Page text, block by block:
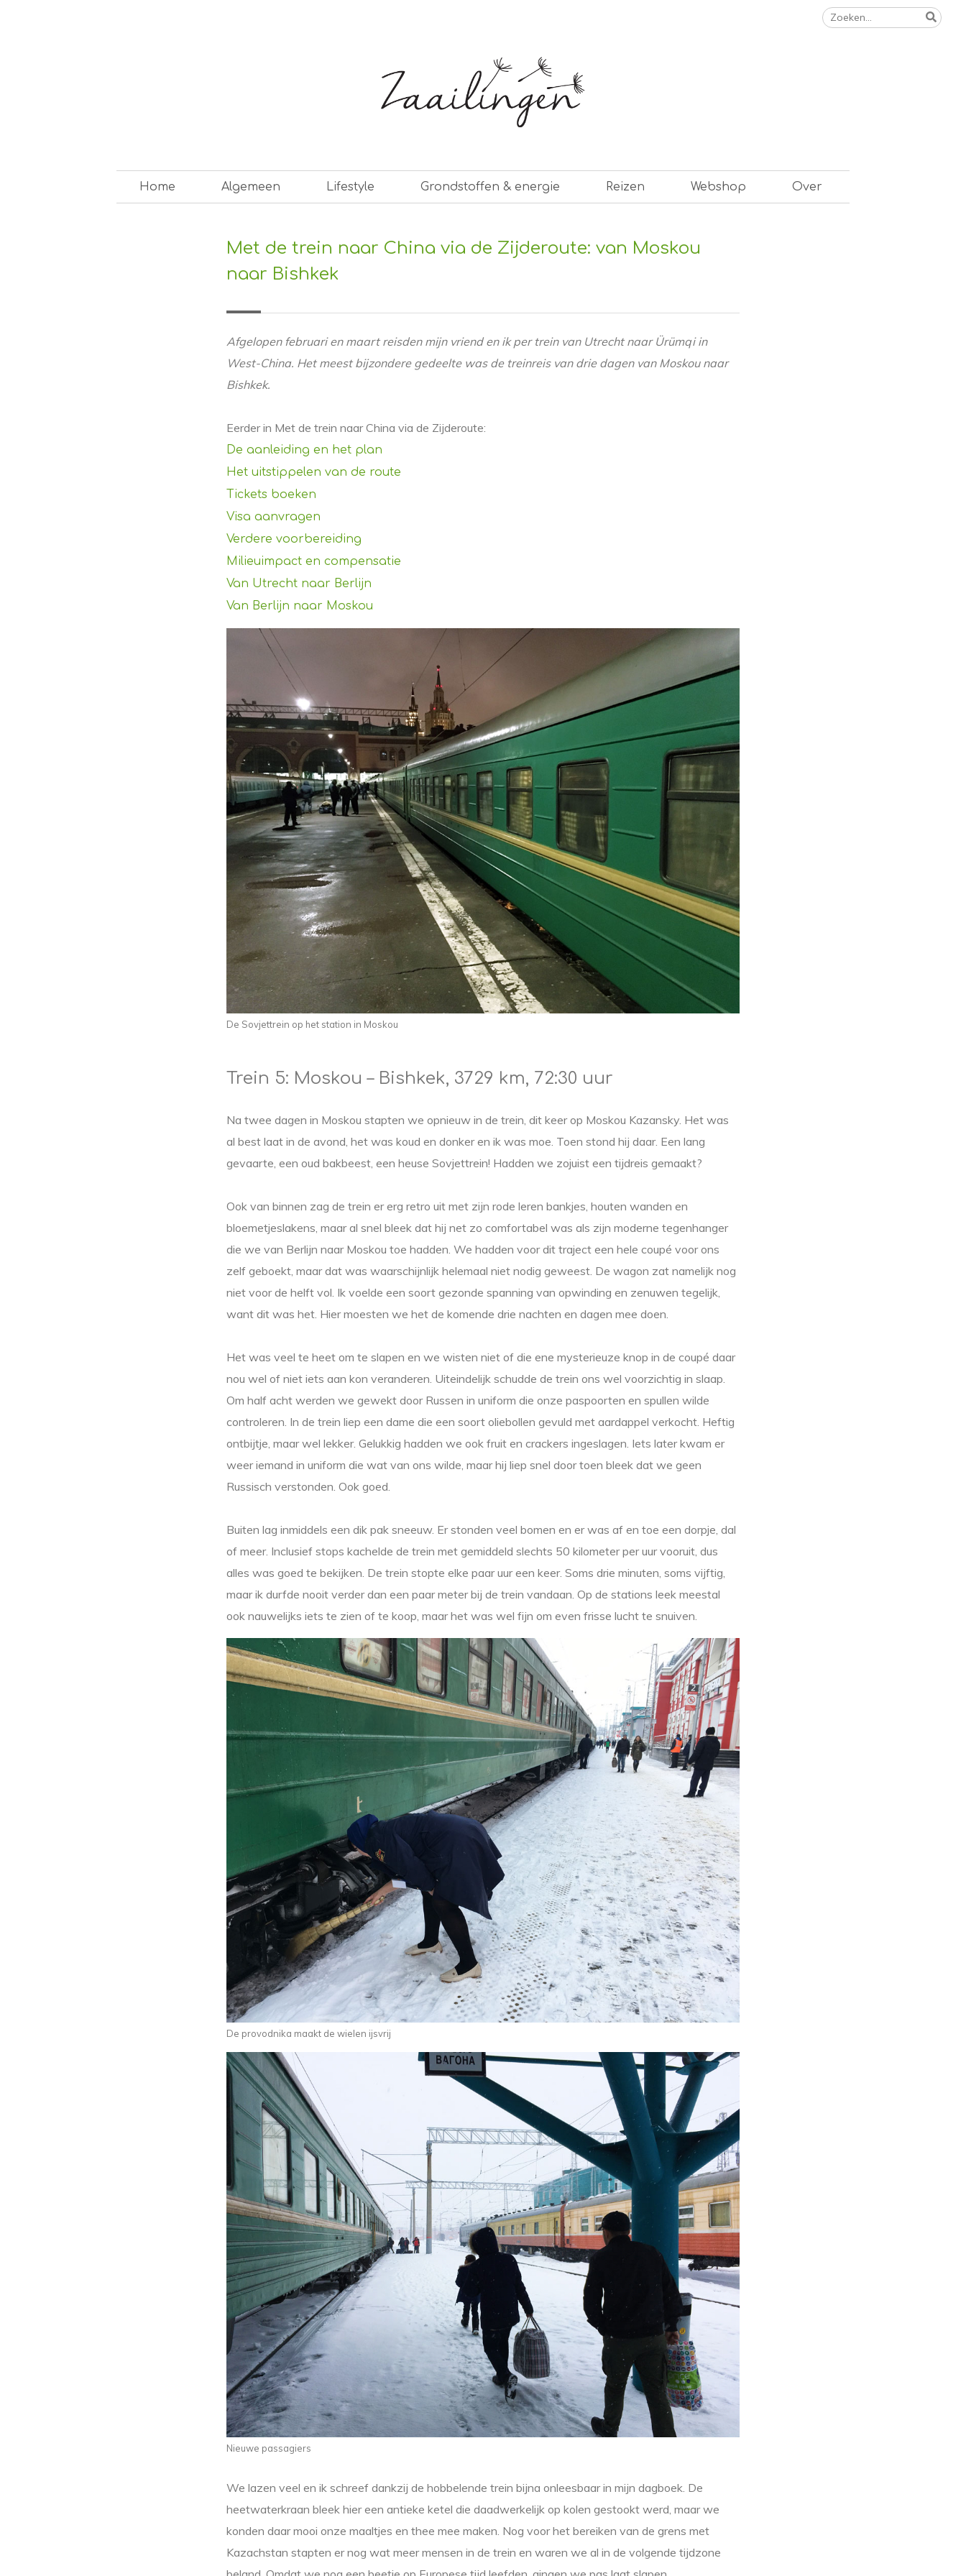
Zoeken
naar:
Home Algemeen Lifestyle Grondstoffen & energie Reizen Webshop Over
Met de trein naar China via de Zijderoute: van Moskou
naar Bishkek
Afgelopen februari en maart reisden mijn vriend en ik per trein van Utrecht naar Ürümqi in
West-China. Het meest bijzondere gedeelte was de treinreis van drie dagen van Moskou naar
Bishkek.
Eerder in Met de trein naar China via de Zijderoute:
De aanleiding en het plan
Het uitstippelen van de route
Tickets boeken
Visa aanvragen
Verdere voorbereiding
Milieuimpact en compensatie
Van Utrecht naar Berlijn
Van Berlijn naar Moskou
De Sovjettrein op het station in Moskou
Trein 5: Moskou – Bishkek, 3729 km, 72:30 uur
Na twee dagen in Moskou stapten we opnieuw in de trein, dit keer op Moskou Kazansky. Het was
al best laat in de avond, het was koud en donker en ik was moe. Toen stond hij daar. Een lang
gevaarte, een oud bakbeest, een heuse Sovjettrein! Hadden we zojuist een tijdreis gemaakt?
Ook van binnen zag de trein er erg retro uit met zijn rode leren bankjes, houten wanden en
bloemetjeslakens, maar al snel bleek dat hij net zo comfortabel was als zijn moderne tegenhanger
die we van Berlijn naar Moskou toe hadden. We hadden voor dit traject een hele coupé voor ons
zelf geboekt, maar dat was waarschijnlijk helemaal niet nodig geweest. De wagon zat namelijk nog
niet voor de helft vol. Ik voelde een soort gezonde spanning van opwinding en zenuwen tegelijk,
want dit was het. Hier moesten we het de komende drie nachten en dagen mee doen.
Het was veel te heet om te slapen en we wisten niet of die ene mysterieuze knop in de coupé daar
nou wel of niet iets aan kon veranderen. Uiteindelijk schudde de trein ons wel voorzichtig in slaap.
Om half acht werden we gewekt door Russen in uniform die onze paspoorten en spullen wilde
controleren. In de trein liep een dame die een soort oliebollen gevuld met aardappel verkocht. Heftig
ontbijtje, maar wel lekker. Gelukkig hadden we ook fruit en crackers ingeslagen. Iets later kwam er
weer iemand in uniform die wat van ons wilde, maar hij liep snel door toen bleek dat we geen
Russisch verstonden. Ook goed.
Buiten lag inmiddels een dik pak sneeuw. Er stonden veel bomen en er was af en toe een dorpje, dal
of meer. Inclusief stops kachelde de trein met gemiddeld slechts 50 kilometer per uur vooruit, dus
alles was goed te bekijken. De trein stopte elke paar uur een keer. Soms drie minuten, soms vijftig,
maar ik durfde nooit verder dan een paar meter bij de trein vandaan. Op de stations leek meestal
ook nauwelijks iets te zien of te koop, maar het was wel fijn om even frisse lucht te snuiven.
De provodnika maakt de wielen ijsvrij
Nieuwe passagiers
We lazen veel en ik schreef dankzij de hobbelende trein bijna onleesbaar in mijn dagboek. De
heetwaterkraan bleek hier een antieke ketel die daadwerkelijk op kolen gestookt werd, maar we
konden daar mooi onze maaltjes en thee mee maken. Nog voor het bereiken van de grens met
Kazachstan stapten er nog wat meer mensen in de trein en waren we al in de volgende tijdzone